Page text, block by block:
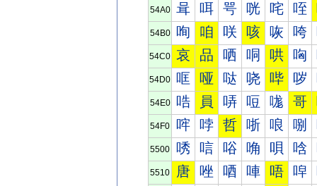
54A0 咠 咡 咢 咣 咤 咥
54B0 咰 咱 咲 咳 咴 咵
54C0 哀 品 哂 哃 哄 哅
54D0 哐 哑 哒 哓 哔 哕
54E0 哠 員 哢 哣 哤 哥
54F0 哰 哱 哲 哳 哴 哵
5500 唀 唁 唂 唃 唄 唅
5510 唐 唑 唒 唓 唔 唕